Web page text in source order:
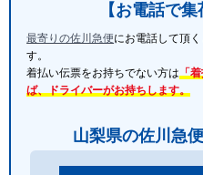
【お電話で
最寄りの佐川急便にお電話して頂
す。
着払い伝票をお持ちでない方は 「
ば、ドライバーがお持ちします。
山梨県の佐川急